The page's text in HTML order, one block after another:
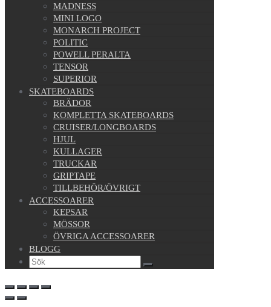
MADNESS
MINI LOGO
MONARCH PROJECT
POLITIC
POWELL PERALTA
TENSOR
SUPERIOR
SKATEBOARDS
BRÄDOR
KOMPLETTA SKATEBOARDS
CRUISER/LONGBOARDS
HJUL
KULLAGER
TRUCKAR
GRIPTAPE
TILLBEHÖR/ÖVRIGT
ACCESSOARER
KEPSAR
MÖSSOR
ÖVRIGA ACCESSOARER
BLOGG